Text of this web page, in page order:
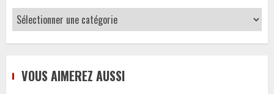
Catégories
VOUS AIMEREZ AUSSI